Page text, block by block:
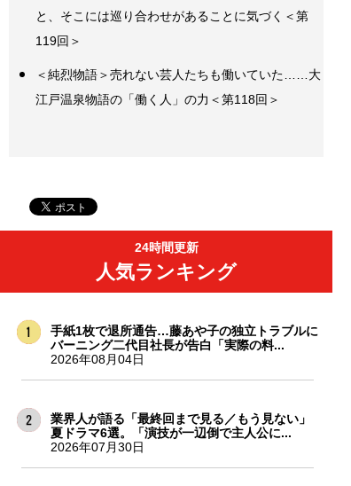
と、そこには巡り合わせがあることに気づく＜第
119回＞
＜純烈物語＞売れない芸人たちも働いていた……大
江戸温泉物語の「働く人」の力＜第118回＞
24時間更新
人気ランキング
手紙1枚で退所通告…藤あや子の独立トラブルに
バーニング二代目社長が告白「実際の料...
2026年08月04日
業界人が語る「最終回まで見る／もう見ない」
夏ドラマ6選。「演技が一辺倒で主人公に...
2026年07月30日